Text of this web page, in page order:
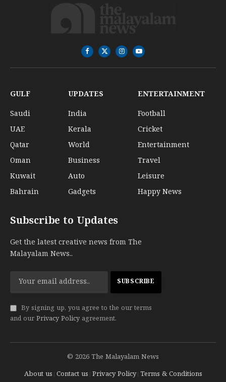
Facebook
X
(Twitter)
InstagramYouTube
GULF
Saudi
UAE
Qatar
Oman
Kuwait
Bahrain
UPDATES
India
Kerala
World
Business
Auto
Gadgets
ENTERTAINMENT
Football
Cricket
Entertainment
Travel
Leisure
Happy News
Subscribe to Updates
Get the latest creative news from The
Malayalam News..
By signing up, you agree to the our terms
and our Privacy Policy agreement.
© 2026 The Malayalam News
About us Contact us Privacy Policy Terms & Conditions